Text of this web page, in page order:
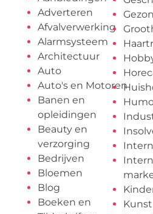
Adverteren
Afvalverwerking
Alarmsysteem
Architectuur
Auto
Auto's en Motoren
Banen en
opleidingen
Beauty en
verzorging
Bedrijven
Bloemen
Blog
Boeken en